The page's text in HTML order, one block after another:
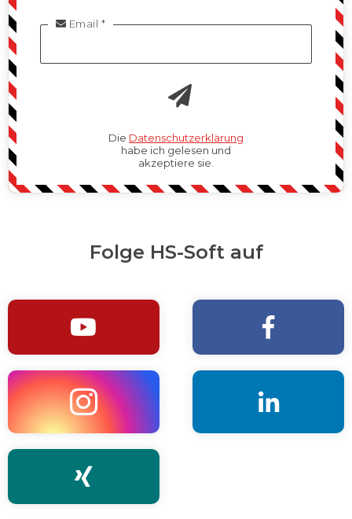
 Email *
Die Datenschutzerklärung
habe ich gelesen und
akzeptiere sie.
Folge HS-Soft auf
 
 
